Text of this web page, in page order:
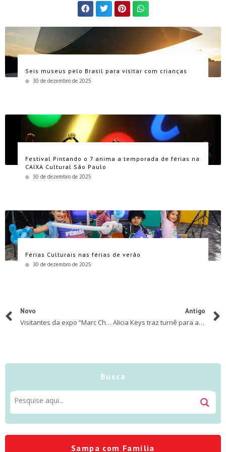
Seis museus pelo Brasil para visitar com crianças
30 de dezembro de 2025
Festival Pintando o 7 anima a temporada de férias na
CAIXA Cultural São Paulo
30 de dezembro de 2025
Férias Culturais nas férias de verão
30 de dezembro de 2025
Novo
Visitantes da expo “Marc Chagall: Sonho de Amor” criam cartões postais no Laboratório de Artes do CCBB Educativo
Antigo
Alicia Keys traz turnê para a América Latina em 2023
Busca
Sampa com Família